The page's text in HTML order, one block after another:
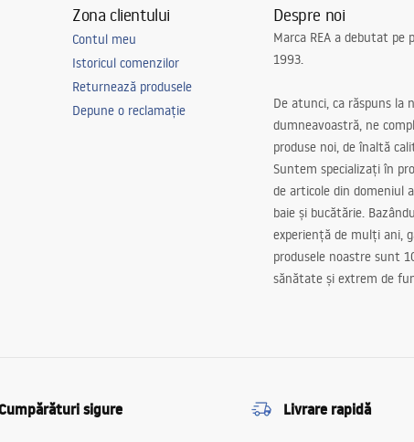
Zona clientului
Contul meu
Istoricul comenzilor
Returnează produsele
Depune o reclamație
Despre noi
Marca REA a debutat pe
1993.
De atunci, ca răspuns la
dumneavoastră, ne
produse noi, de înaltă
Suntem specializați în
de articole din domeniul
baie și bucătărie.
experiență de mulți ani,
produsele noastre sunt
sănătate și extrem de
sigure Livrare rapidă